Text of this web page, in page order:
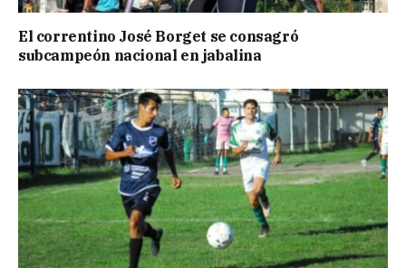
El correntino José Borget se consagró
subcampeón nacional en jabalina